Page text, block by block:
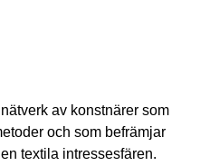
av konstnärer som
och som befrämjar
textila intressesfären.